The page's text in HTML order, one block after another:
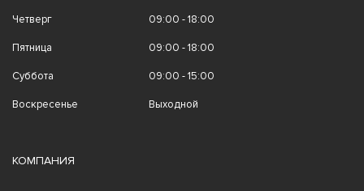
Четверг 09:00 - 18:00
Пятница 09:00 - 18:00
Суббота 09:00 - 15:00
Воскресенье Выходной
КОМПАНИЯ